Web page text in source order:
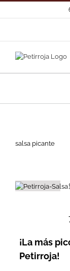
salsa picante
¡La más
Petirroja!